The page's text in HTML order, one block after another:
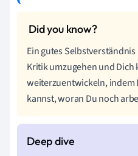
Ein gutes
Kritik umzugehen und
weiterzuentwickeln, indem
kannst, woran Du noch